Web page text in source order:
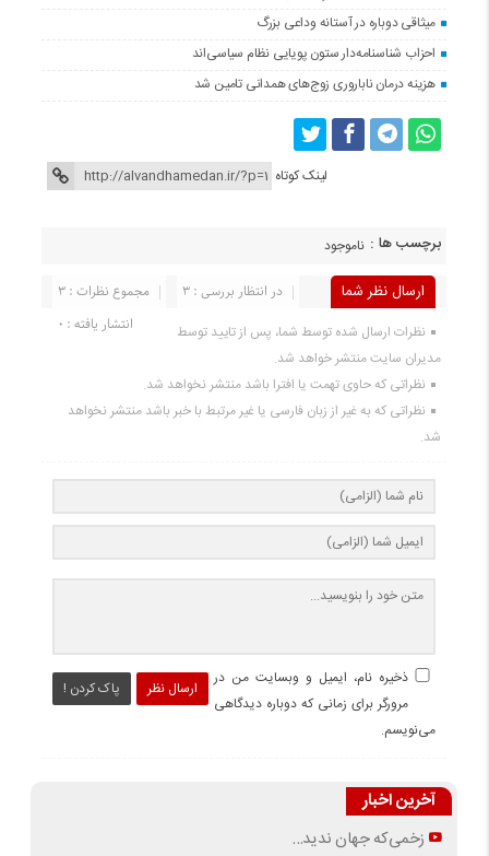
میثاقی دوباره در آستانه‌ وداعی بزرگ
احزاب شناسنامه‌دار ستون پویایی نظام سیاسی‌اند
هزینه درمان ناباروری زوج‌های همدانی تامین شد
لینک کوتاه
برچسب ها : ناموجود
ارسال نظر شما مجموع نظرات : 3
در انتظار بررسی : 3
انتشار یافته : 0
نظرات ارسال شده توسط شما، پس از تایید توسط
مدیران سایت منتشر خواهد شد.
نظراتی که حاوی تهمت یا افترا باشد منتشر نخواهد شد.
نظراتی که به غیر از زبان فارسی یا غیر مرتبط با خبر باشد منتشر نخواهد
شد.
ارسال نظر پاک کردن !
ذخیره نام، ایمیل و وبسایت من در
مرورگر برای زمانی که دوباره دیدگاهی
می‌نویسم.
آخرین اخبار
زخمی‌که جهان ندید…